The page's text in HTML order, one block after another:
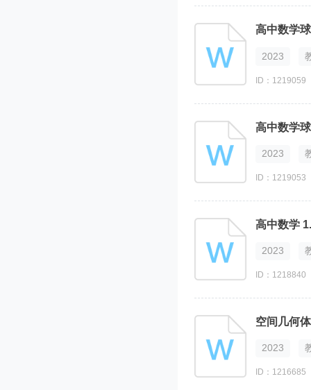
高中数学
2023
ID：1219059
高中数学
2023
ID：1219053
高中数学
2023
ID：1218840
空间几何
2023
ID：1216685